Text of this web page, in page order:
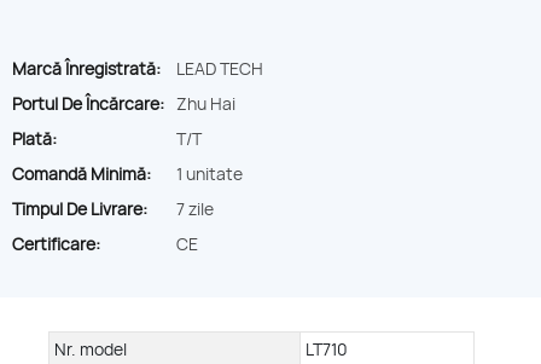
Marcă Înregistrată:
LEAD TECH
Portul De Încărcare: Zhu Hai
Plată:
T/T
Comandă Minimă:
1 unitate
Timpul De Livrare:
7 zile
Certificare:
CE
Nr. model
LT710